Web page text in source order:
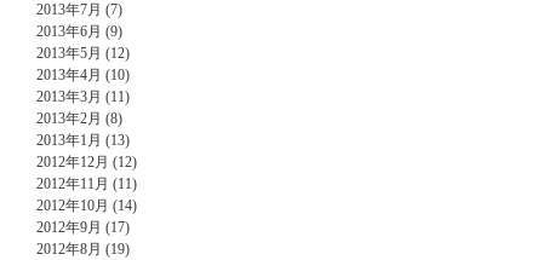
2013年7月 (7)
2013年6月 (9)
2013年5月 (12)
2013年4月 (10)
2013年3月 (11)
2013年2月 (8)
2013年1月 (13)
2012年12月 (12)
2012年11月 (11)
2012年10月 (14)
2012年9月 (17)
2012年8月 (19)